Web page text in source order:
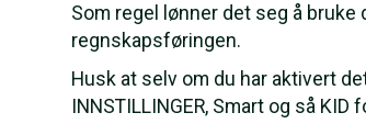
Som regel lønner det seg å
regnskapsføringen.
Husk at selv om du har aktivert
INNSTILLINGER, Smart og så KID